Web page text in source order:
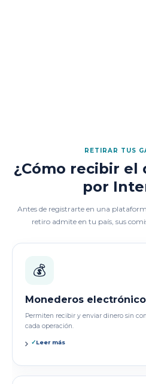
RETIRAR TUS
¿Cómo recibir el
por
Antes de registrarte en una
retiro admite en tu país, sus
💰
Monederos
Permiten recibir y enviar dinero sin
cada operación.
✓Leer más